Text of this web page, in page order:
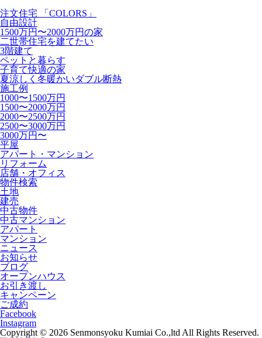
注文住宅 「COLORS」
自由設計
1500万円〜2000万円の家
二世帯住宅を建てたい
3階建て
ペットと暮らす
子育て快適の家
夏涼しく冬暖かいダブル断熱
施工例
1000〜1500万円
1500〜2000万円
2000〜2500万円
2500〜3000万円
3000万円〜
平屋
アパート・マンション
リフォーム
店舗・オフィス
物件検索
土地
建売
中古物件
中古マンション
アパート
マンション
ニュース
お知らせ
ブログ
オープンハウス
お引き渡し
キャンペーン
ご成約
Facebook
Instagram
Copyright © 2026 Senmonsyoku Kumiai Co.,ltd All Rights Reserved.